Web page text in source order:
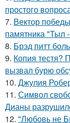
простого
7. Вектор
памятника "Тыл
8. Брэд питт
9. Копия тестя?
вызвал бурю
10. Джулия
11. Символ
Дианы
12. "Любовь не